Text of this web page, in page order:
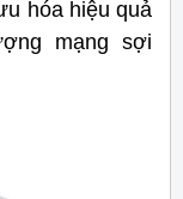
hóa hiệu quả
mạng sợi